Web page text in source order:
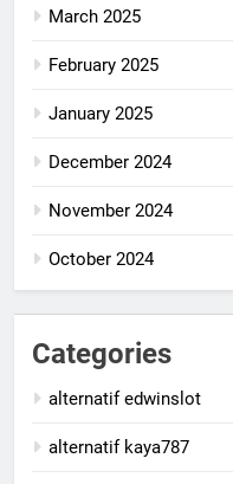
March 2025
February 2025
January 2025
December 2024
November 2024
October 2024
Categories
alternatif edwinslot
alternatif kaya787